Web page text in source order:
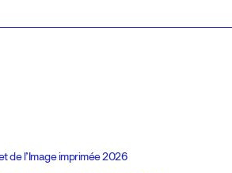
de l’Image imprimée 2026